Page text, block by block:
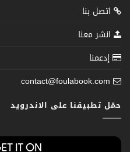
اتصل بنا
انشر معنا
إدعمنا
contact@foulabook.com
حمّل تطبيقنا على الاندرويد